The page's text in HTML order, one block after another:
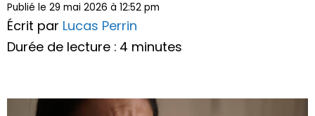
Publié le 29 mai 2026 à 12:52 pm
Écrit par Lucas Perrin
Durée de lecture : 4 minutes